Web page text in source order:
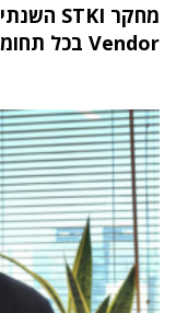
Vendor בכל תחומי שוק ה-IT